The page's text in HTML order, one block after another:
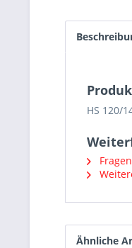
HS 120/
Ähnliche